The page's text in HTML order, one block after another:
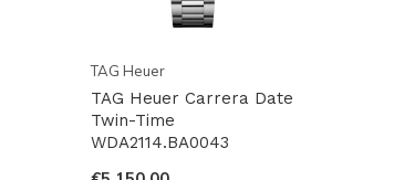
TAG Heuer
TAG Heuer Carrera Date
Twin-Time
WDA2114.BA0043